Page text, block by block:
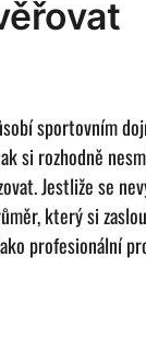
sportovním
si rozhodně
Jestliže se
který si
profesionální